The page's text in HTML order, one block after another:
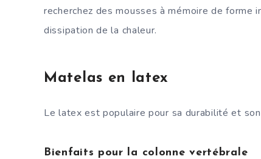
recherchez des mousses à mémoire de
dissipation de la chaleur.
Matelas en latex
Le latex est populaire pour sa durabilité et
Bienfaits pour la colonne vertébrale